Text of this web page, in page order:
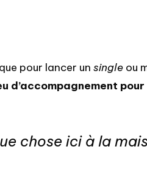
pour lancer un single ou
d’accompagnement
chose ici à la